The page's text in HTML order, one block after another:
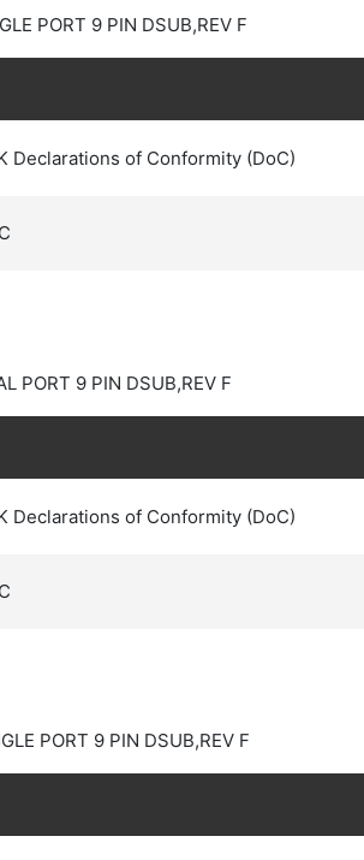
PORT 9 PIN DSUB,REV F
Declarations of Conformity (DoC)
PORT 9 PIN DSUB,REV F
Declarations of Conformity (DoC)
PORT 9 PIN DSUB,REV F